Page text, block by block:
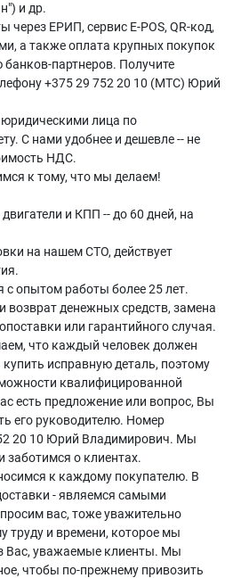
и др.
через ЕРИП, сервис E-POS, QR-код,
а также оплата крупных покупок
партнеров. Получите
+375 29 752 20 10 (МТС) Юрий
лица по
С нами удобнее и дешевле -- не
НДС.
к тому, что мы делаем!
и КПП -- до 60 дней, на
на нашем СТО, действует
опытом работы более 25 лет.
возврат денежных средств, замена
или гарантийного случая.
что каждый человек должен
исправную деталь, поэтому
квалифицированной
есть предложение или вопрос, Вы
его руководителю. Номер
20 10 Юрий Владимирович. Мы
заботимся о клиентах.
к каждому покупателю. В
- являемся самыми
вас, тоже уважительно
труду и времени, которое мы
Вас, уважаемые клиенты. Мы
чтобы по-прежнему привозить